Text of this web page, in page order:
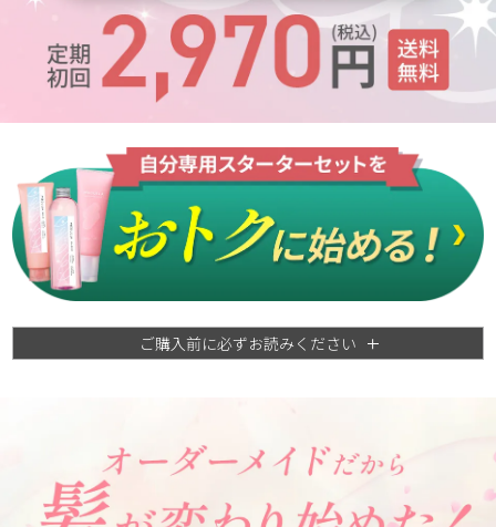
ご購入前に必ずお読みください